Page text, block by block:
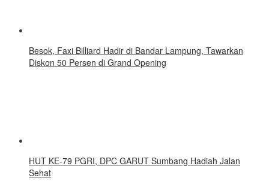
Besok, Faxi Billiard Hadir di Bandar Lampung, Tawarkan
Diskon 50 Persen di Grand Opening
HUT KE-79 PGRI, DPC GARUT Sumbang Hadiah Jalan
Sehat